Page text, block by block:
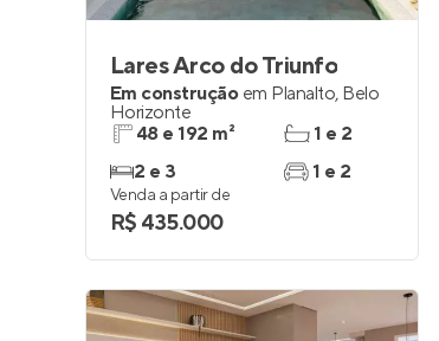
Lares Arco do Triunfo
Em construção em Planalto, Belo
Horizonte
48 e 192 m²
2 e 3
1 e 2
1 e 2
Venda a partir de
R$ 435.000